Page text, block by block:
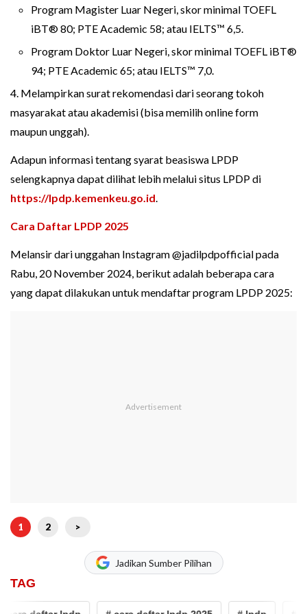
Program Magister Luar Negeri, skor minimal TOEFL
iBT® 80; PTE Academic 58; atau IELTS™ 6,5.
Program Doktor Luar Negeri, skor minimal TOEFL iBT®
94; PTE Academic 65; atau IELTS™ 7,0.
4. Melampirkan surat rekomendasi dari seorang tokoh
masyarakat atau akademisi (bisa memilih online form
maupun unggah).
Adapun informasi tentang syarat beasiswa LPDP
selengkapnya dapat dilihat lebih melalui situs LPDP di
https://lpdp.kemenkeu.go.id.
Cara Daftar LPDP 2025
Melansir dari unggahan Instagram @jadilpdpofficial pada
Rabu, 20 November 2024, berikut adalah beberapa cara
yang dapat dilakukan untuk mendaftar program LPDP 2025:
1 2 >
Jadikan Sumber Pilihan
TAG